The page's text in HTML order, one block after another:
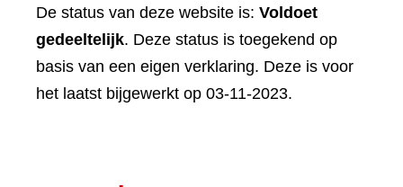
De status van deze website is: Voldoet
gedeeltelijk. Deze status is toegekend op
basis van een eigen verklaring. Deze is voor
het laatst bijgewerkt op 03-11-2023.